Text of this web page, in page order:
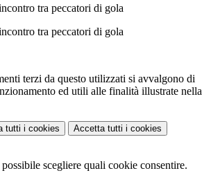
terzi da questo utilizzati si avvalgono di
ed utili alle finalità illustrate nella
tutti i cookies Accetta tutti i cookies
scegliere quali cookie consentire.